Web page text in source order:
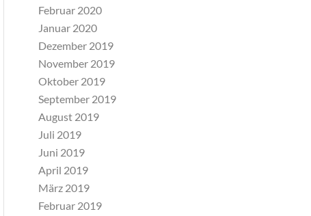
Februar 2020
Januar 2020
Dezember 2019
November 2019
Oktober 2019
September 2019
August 2019
Juli 2019
Juni 2019
April 2019
März 2019
Februar 2019